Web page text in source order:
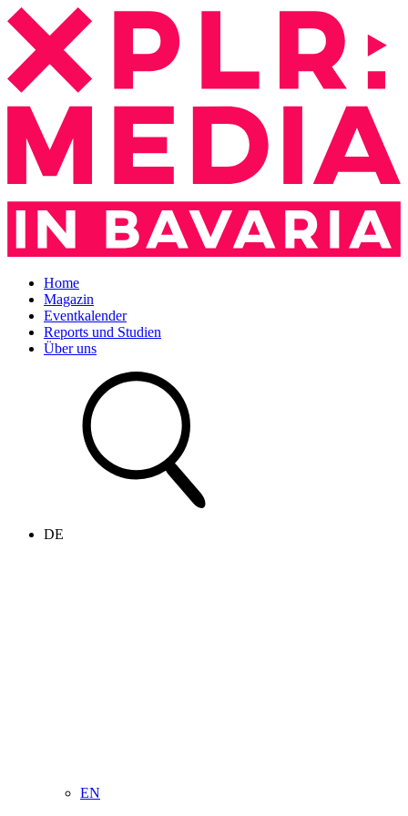
Home
Magazin
Eventkalender
Reports und Studien
Über uns
DE
EN